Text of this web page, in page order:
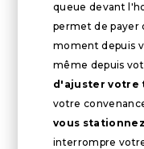
queue devant
permet de payer
moment depuis
même depuis
d'ajuster votre
votre
vous
interrompre